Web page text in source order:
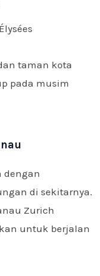
taman kota
pada musim
dengan
di sekitarnya.
Zurich
untuk berjalan